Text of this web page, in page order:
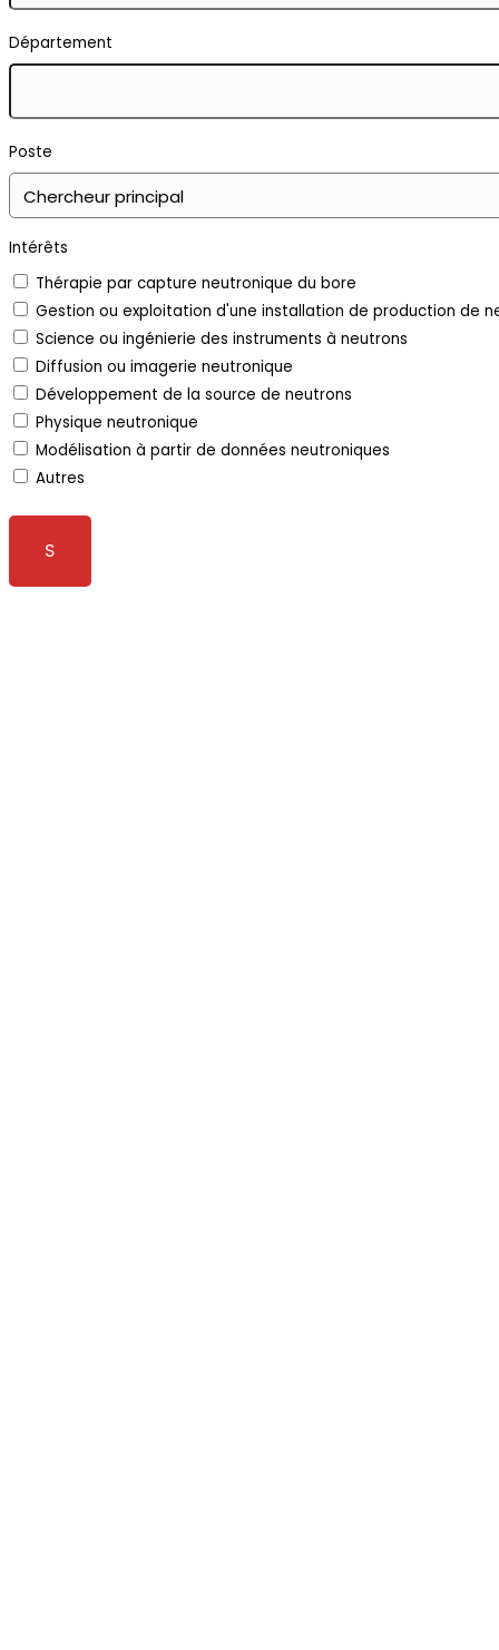
Département
Poste
Intérêts
Thérapie par capture neutronique du bore
Gestion ou exploitation d'une installation de production de
Science ou ingénierie des instruments à neutrons
Diffusion ou imagerie neutronique
Développement de la source de neutrons
Physique neutronique
Modélisation à partir de données neutroniques
Autres